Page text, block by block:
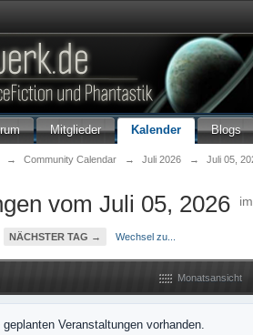
Mitglieder Kalender Blogs
→ Community Calendar → Juli 2026 → Juli 05,
vom Juli 05, 2026
NÄCHSTER TAG → Wechsel zu...
Monatsansicht
Veranstaltungen vorhanden.